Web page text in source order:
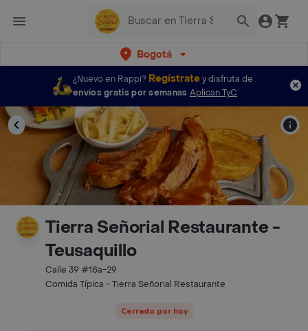
Bogotá
¿Nuevo en Rappi? Regístratey disfruta de
envíos gratis por semanas Aplican TyC
Tierra Señorial Restaurante -
Teusaquillo
Calle 39 #18a-29
Comida Típica - Tierra Señorial Restaurante
Cerrado por hoy